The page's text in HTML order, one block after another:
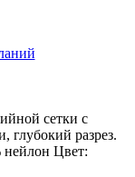
сетки с
глубокий разрез.
нейлон Цвет: